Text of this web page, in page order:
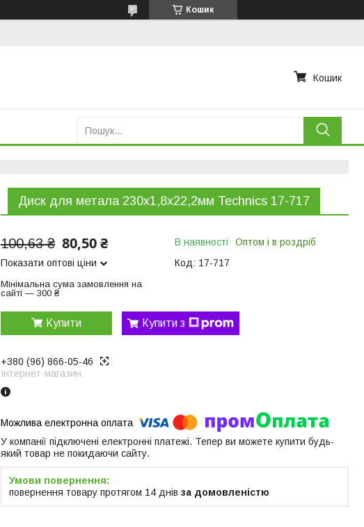
Кошик
Кошик
Диск для метала 230х1,8х22,2мм Technics 17-717
100,63 ₴ 80,50 ₴
Показати оптові ціни
Мінімальна сума замовлення на
сайті — 300 ₴
В наявності
Оптом і в роздріб
Код: 17-717
Купити Купити з
+380 (96) 866-05-46
Інтернет-магазин
У компанії підключені електронні платежі. Тепер ви можете купити будь-
який товар не покидаючи сайту.
повернення товару протягом 14 днів за домовленістю